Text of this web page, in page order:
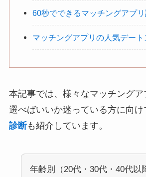
60秒でできるマッチングアプ
マッチングアプリの人気デート
本記事では、様々なマッチングア
選べばいいか迷っている方に向け
診断も紹介しています。
年齢別（20代・30代・40代以